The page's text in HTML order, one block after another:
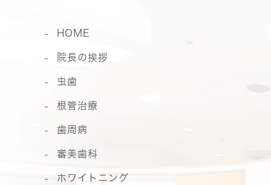
HOME
院長の挨拶
虫歯
根管治療
歯周病
審美歯科
ホワイトニング